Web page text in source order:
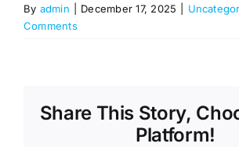
By admin December 17, 2025
Comments
Share This Story,
Platform!